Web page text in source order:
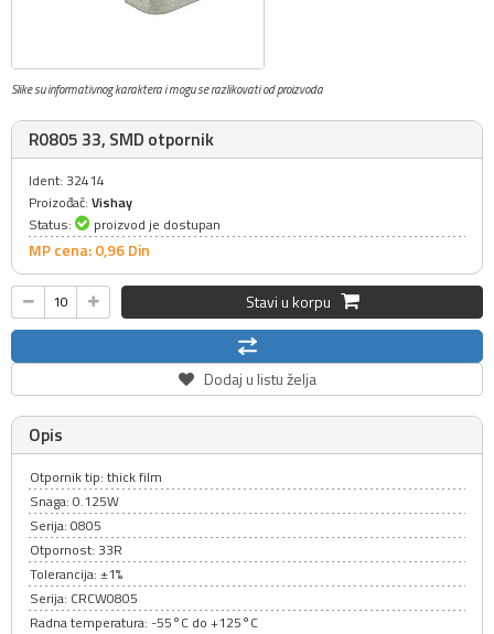
Slike su informativnog karaktera i mogu se razlikovati od proizvoda
R0805 33, SMD otpornik
Ident: 32414
Proizođač: Vishay
Status:
proizvod je dostupan
MP cena: 0,96Din
Stavi u korpu
Dodaj u listu želja
Opis
Otpornik tip: thick film
Snaga: 0.125W
Serija: 0805
Otpornost: 33R
Tolerancija: ±1%
Serija: CRCW0805
Radna temperatura: -55°C do +125°C